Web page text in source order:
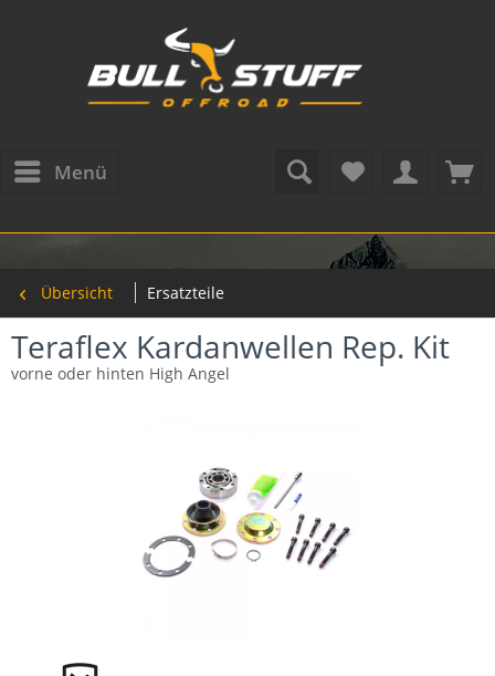
Menü
Übersicht Ersatzteile
Teraflex Kardanwellen Rep. Kit
vorne oder hinten High Angel